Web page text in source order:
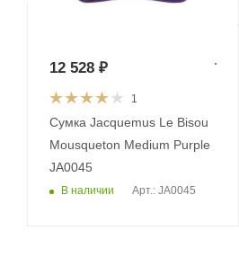
1
Сумка Jacquemus Le Bisou
Mousqueton Medium Purple
JA0045
В наличии Арт.: JA0045
12 528₽